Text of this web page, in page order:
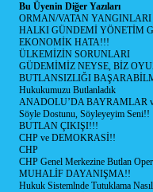
Bu Üyenin Diğer Yazıları
ORMAN/VATAN
HALKI GÜNDEMİ YÖNETİM
EKONOMİK HATA!!!
ÜLKEMİZİN SORUNLARI
GÜDEMİMİZ NEYSE, BİZ
BUTLANSIZLIĞI
Hukukumuzu Butlanladık
ANADOLU’DA BAYRAMLAR
Söyle Dostunu, Söyleyeyim Seni!!
BUTLAN ÇIKIŞI!!!
CHP ve DEMOKRASİ!!
CHP
CHP Genel Merkezine Butlan
MUHALİF DAYANIŞMA!!
Hukuk Sistemlnde Tutuklama